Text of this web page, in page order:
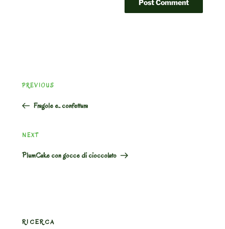
navigation
Previous
PREVIOUS
Fragole e.. confettura
Next
Post
NEXT
PlumCake con gocce di cioccolato
RICERCA